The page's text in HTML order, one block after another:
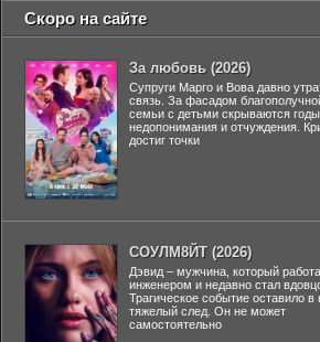
Скоро на сайте
За любовь (2026)
Супруги Марго и Вова давно
связь. За фасадом
семьи с детьми скрываются годы
недопонимания и отчуждения.
достиг точки
СОУЛМ8ЙТ (2026)
Дэвид – мужчина, который
инженером и недавно стал
Трагическое событие оставило в
тяжелый след. Он не может
самостоятельно